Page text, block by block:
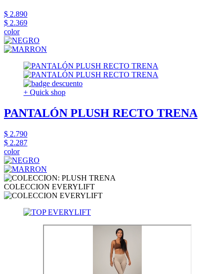
$ 2.890
$ 2.369
color
+ Quick shop
PANTALÓN PLUSH RECTO TRENA
$ 2.790
$ 2.287
color
COLECCION EVERYLIFT